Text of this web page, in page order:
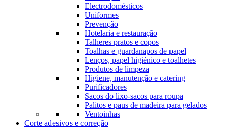
Electrodomésticos
Uniformes
Prevenção
Hotelaria e restauração
Talheres pratos e copos
Toalhas e guardanapos de papel
Lenços, papel higiénico e toalhetes
Produtos de limpeza
Higiene, manutenção e catering
Purificadores
Sacos do lixo-sacos para roupa
Palitos e paus de madeira para gelados
Ventoinhas
Corte adesivos e correção